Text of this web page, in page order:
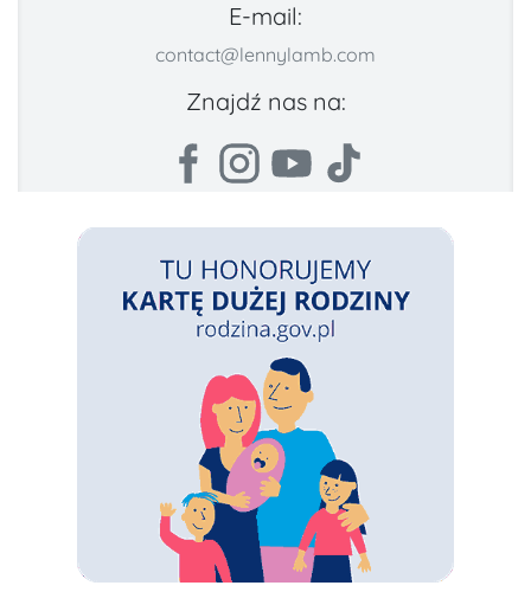
E-mail:
contact@lennylamb.com
Znajdź nas na: